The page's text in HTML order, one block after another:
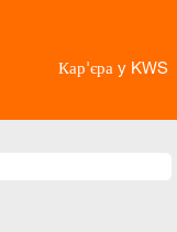
Кар'єра y KWS